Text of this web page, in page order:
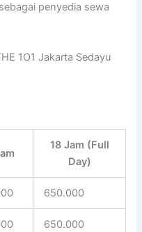
penyedia sewa
1O1 Jakarta Sedayu
18 Jam (Full
Day)
650.000
650.000